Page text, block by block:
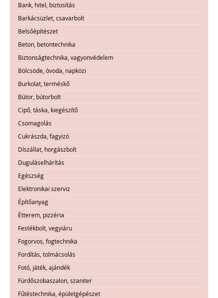
Bank, hitel, biztosítás
Barkácsüzlet, csavarbolt
Belsőépítészet
Beton, betontechnika
Biztonságtechnika, vagyonvédelem
Bölcsöde, óvoda, napközi
Burkolat, terméskő
Bútor, bútorbolt
Cipő, táska, kiegészítő
Csomagolás
Cukrászda, fagyizó
Díszállat, horgászbolt
Duguláselhárítás
Egészség
Elektronikai szerviz
Építőanyag
Étterem, pizzéria
Festékbolt, vegyiáru
Fogorvos, fogtechnika
Fordítás, tolmácsolás
Fotó, játék, ajándék
Fürdőszobaszalon, szaniter
Fűtéstechnika, épületgépészet